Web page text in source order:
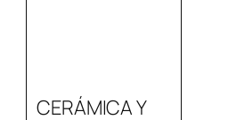
CERÁMICA Y